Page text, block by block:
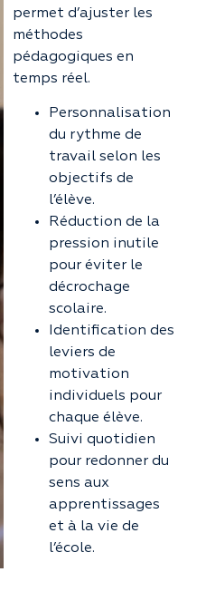
permet d’ajuster les
méthodes
pédagogiques en
temps réel.
Personnalisation
du rythme de
travail selon les
objectifs de
l’élève.
Réduction de la
pression inutile
pour éviter le
décrochage
scolaire.
Identification des
leviers de
motivation
individuels pour
chaque élève.
Suivi quotidien
pour redonner du
sens aux
apprentissages
et à la vie de
l’école.